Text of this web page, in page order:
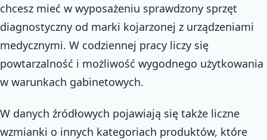
chcesz mieć w wyposażeniu sprawdzony sprzęt
diagnostyczny od marki kojarzonej z urządzeniami
medycznymi. W codziennej pracy liczy się
powtarzalność i możliwość wygodnego użytkowania
w warunkach gabinetowych.
W danych źródłowych pojawiają się także liczne
wzmianki o innych kategoriach produktów, które